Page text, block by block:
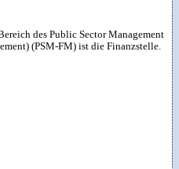
des Public Sector Management
(PSM-FM) ist die Finanzstelle.